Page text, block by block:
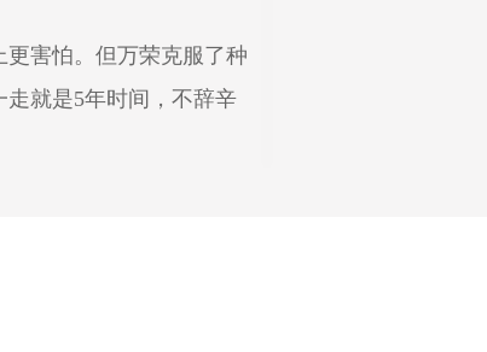
害怕。但万荣克服了种
就是5年时间，不辞辛
，让一位患者死亡，